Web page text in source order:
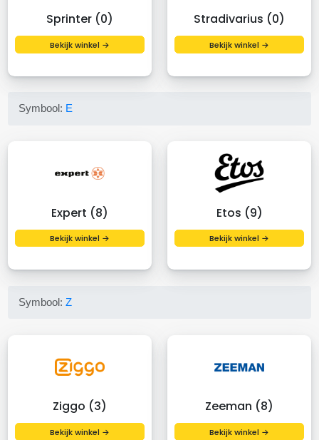
Sprinter (0)
Bekijk winkel →
Stradivarius (0)
Bekijk winkel →
Symbool: E
Expert (8)
Bekijk winkel →
Etos (9)
Bekijk winkel →
Symbool:Z
Ziggo (3)
Bekijk winkel →
Zeeman (8)
Bekijk winkel →